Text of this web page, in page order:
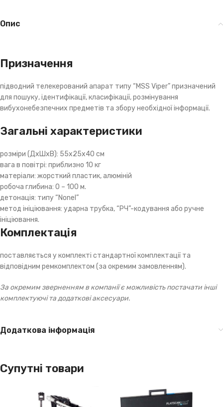
Опис
Призначення
підводний телекерований апарат типу “MSS Viper” призначений
для пошуку, ідентифікації, класифікації, розмінування
вибухонебезпечних предметів та збору необхідної інформації.
Загальні характеристики
розміри (ДхШхВ): 55x25x40 см
вага в повітрі: приблизно 10 кг
матеріали: жорсткий пластик, алюміній
робоча глибина: 0 – 100 м.
детонація: типу “Nonel”
метод ініціювання: ударна трубка, “РЧ”-кодування або ручне
ініціювання.
Комплектація
поставляється у комплекті стандартної комплектації та
відповідним ремкомплектом (за окремим замовленням).
За окремим зверненням в компанії є можливість постачати інші
комплектуючі та додаткові аксесуари.
Додаткова інформація
Супутні товари